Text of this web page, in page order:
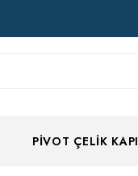
PIVOT ÇELIK KAPI